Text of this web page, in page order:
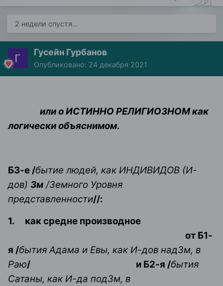
2 недели спустя...
Гусейн Гурбанов
Опубликовано: 24 декабря 2021
или о ИСТИННО РЕЛИГИОЗНОМ как
логически объяснимом.
Б3-е /бытие людей, как ИНДИВИДОВ (И-
дов) Зм /Земного Уровня
представленности//:
1.
как средне производное
от Б1-
я /бытия Адама и Евы, как И-дов надЗм, в
Раю/ и Б2-я /бытия
Сатаны, как И-да подЗм, в